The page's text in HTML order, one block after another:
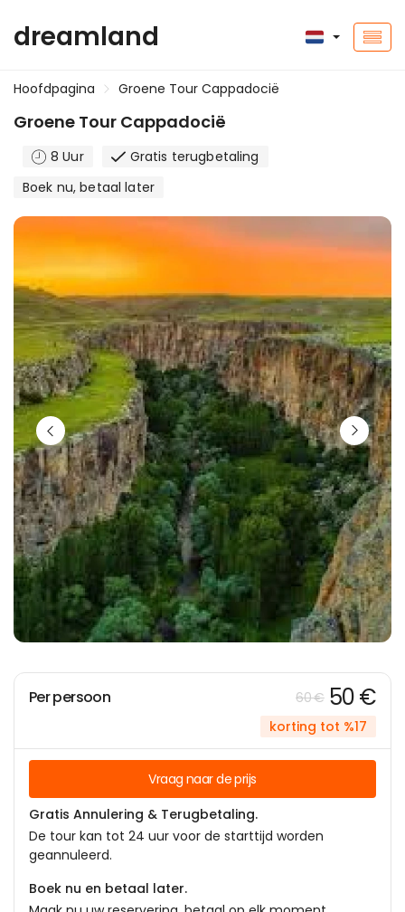
dreamland
Hoofdpagina Groene Tour Cappadocië
Groene Tour Cappadocië
8 Uur
Gratis terugbetaling
Boek nu, betaal later
Per persoon 60 € 50 €
korting tot %17
Vraag naar de prijs
Gratis Annulering & Terugbetaling.
De tour kan tot 24 uur voor de starttijd worden
geannuleerd.
Boek nu en betaal later.